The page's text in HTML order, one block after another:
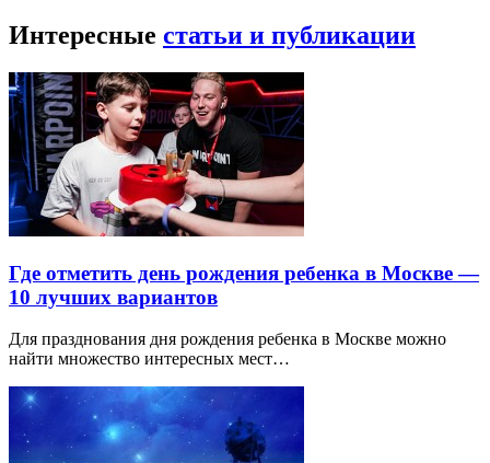
Интересные статьи и публикации
Где отметить день рождения ребенка в Москве —
10 лучших вариантов
Для празднования дня рождения ребенка в Москве можно
найти множество интересных мест…